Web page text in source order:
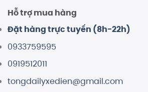
Hỗ trợ mua hàng
Đặt hàng trực tuyến (8h-22h)
0933759595
0919512011
tongdailyxedien@gmail.com